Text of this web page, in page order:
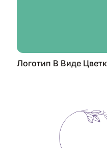
Логотип В Виде